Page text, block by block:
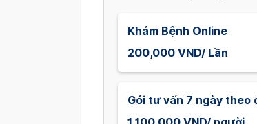
Khám Bệnh Online
200,000 VND/ Lần
Gói tư vấn 7 ngày theo